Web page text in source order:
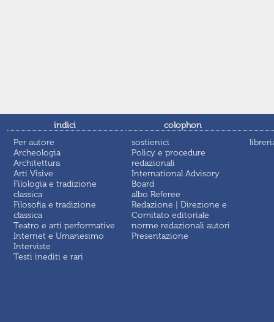
indici
Per autore
Archeologia
Architettura
Arti Visive
Filologia e tradizione
classica
Filosofia e tradizione
classica
Teatro e arti performative
Internet e Umanesimo
Interviste
Testi inediti e rari
colophon
sostienici
Policy e procedure
redazionali
International Advisory
Board
albo Referee
Redazione | Direzione e
Comitato editoriale
norme redazionali autori
Presentazione